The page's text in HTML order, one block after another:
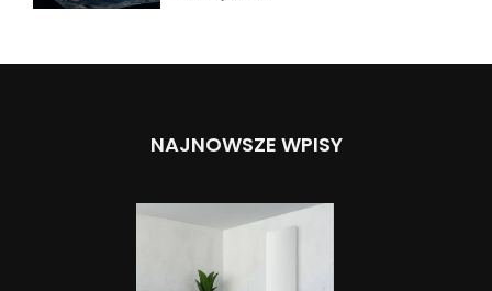
NAJNOWSZE WPISY